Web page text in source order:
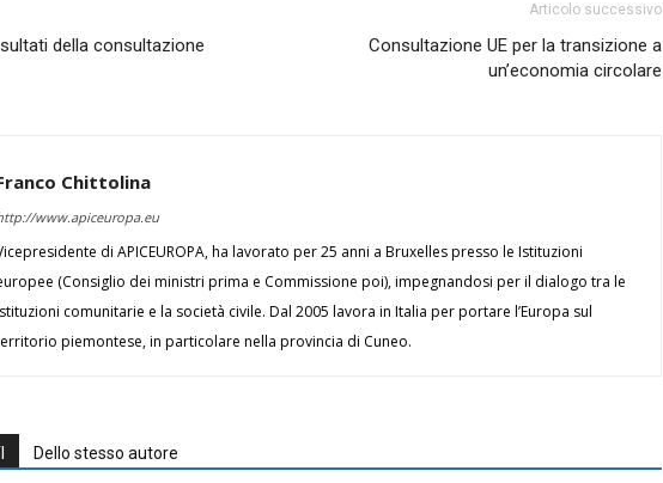
della consultazione
Articolo successivo
Consultazione UE per la transizione a
un’economia circolare
Chittolina
www.apiceuropa.eu
di APICEUROPA, ha lavorato per 25 anni a Bruxelles presso le Istituzioni
(Consiglio dei ministri prima e Commissione poi), impegnandosi per il dialogo tra le
comunitarie e la società civile. Dal 2005 lavora in Italia per portare l’Europa sul
piemontese, in particolare nella provincia di Cuneo.
Dello stesso autore